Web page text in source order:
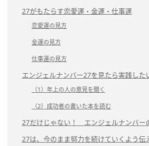
27がもたらす恋愛運・金運・仕事運
恋愛運の見方
金運の見方
仕事運の見方
エンジェルナンバー27を見たら実践した
（1）年上の人の意見を聞く
（2）成功者の書いた本を読む
27だけじゃない！ エンジェルナンバー
27は、今のまま努力を続けていくよう伝